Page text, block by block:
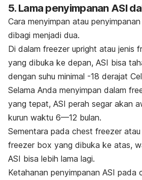
5. Lama penyimpanan ASI
Cara menyimpan atau
dibagi menjadi dua.
Di dalam freezer upright atau jenis
yang dibuka ke depan, ASI bisa
dengan suhu minimal -18 derajat
Selama Anda menyimpan dalam
yang tepat, ASI perah segar akan
kurun waktu 6—12 bulan.
Sementara pada chest freezer
freezer box yang dibuka ke atas,
ASI bisa lebih lama lagi.
Ketahanan penyimpanan ASI pada